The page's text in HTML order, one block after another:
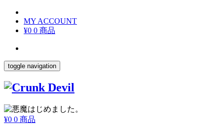
MY ACCOUNT
¥0 0 商品
toggle navigation
¥0 0 商品